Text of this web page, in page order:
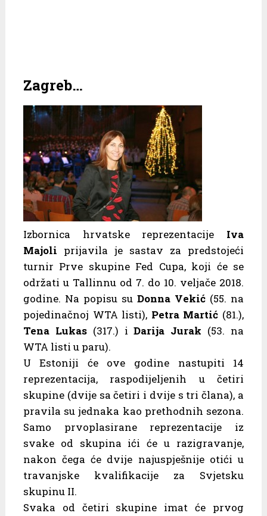
Zagreb…
Izbornica hrvatske reprezentacije Iva
Majoli prijavila je sastav za predstojeći
turnir Prve skupine Fed Cupa, koji će se
održati u Tallinnu od 7. do 10. veljače 2018.
godine. Na popisu su Donna Vekić (55. na
pojedinačnoj WTA listi), Petra Martić (81.),
Tena Lukas(317.) iDarija Jurak (53. na
WTA listi u paru).
U Estoniji će ove godine nastupiti 14
reprezentacija, raspodijeljenih u četiri
skupine (dvije sa četiri i dvije s tri člana), a
pravila su jednaka kao prethodnih sezona.
Samo prvoplasirane reprezentacije iz
svake od skupina ići će u razigravanje,
nakon čega će dvije najuspješnije otići u
travanjske kvalifikacije za Svjetsku
skupinu II.
Svaka od četiri skupine imat će prvog